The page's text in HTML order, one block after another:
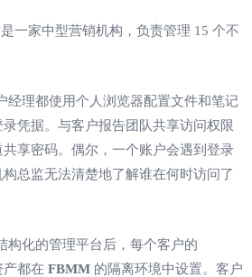
一家中型营销机构，负责管理 15 个不
经理都使用个人浏览器配置文件和笔记
凭据。与客户报告团队共享访问权限
享密码。偶尔，一个账户会遇到登录
总监无法清楚地了解谁在何时访问了
构化的管理平台后，每个客户的
产都在 FBMM 的隔离环境中设置。客户